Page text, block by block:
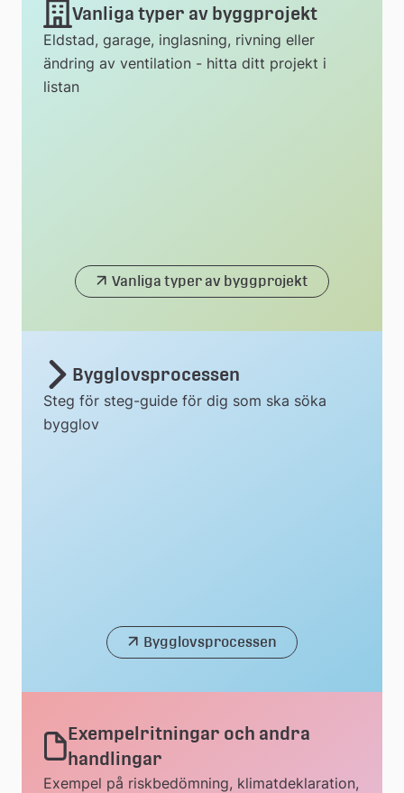
Vanliga typer av byggprojekt
Eldstad, garage, inglasning, rivning eller
ändring av ventilation - hitta ditt projekt i
listan
Vanliga typer av byggprojekt
Bygglovsprocessen
Steg för steg-guide för dig som ska söka
bygglov
Bygglovsprocessen
Exempelritningar och andra
handlingar
Exempel på riskbedömning, klimatdeklaration,